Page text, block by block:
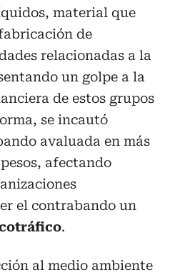
material que
de
relacionadas a la
un golpe a la
de estos grupos
se incautó
avaluada en más
afectando
el contrabando un
.
al medio ambiente